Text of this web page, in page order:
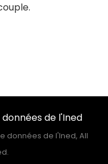
de l'Ined
données de l'Ined, All